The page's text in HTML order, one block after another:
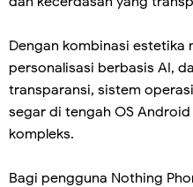
Dengan kombinasi
personalisasi berbasis AI,
transparansi, sistem
segar di tengah OS
kompleks.
Bagi pengguna Nothing